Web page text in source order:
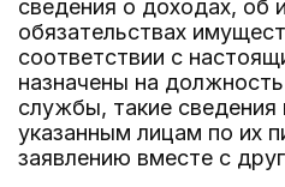
сведения о доходах, об
обязательствах
соответствии с
назначены на
службы, такие
указанным лицам по их
заявлению вместе с